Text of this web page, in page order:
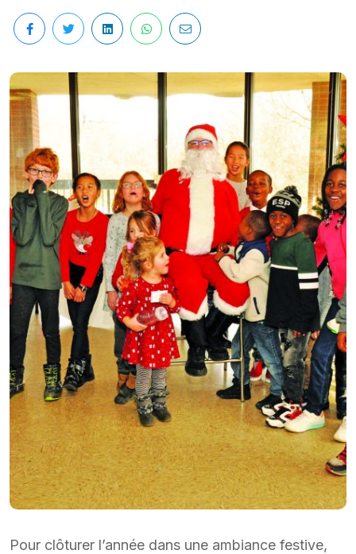
Pour clôturer l’année dans une ambiance festive,